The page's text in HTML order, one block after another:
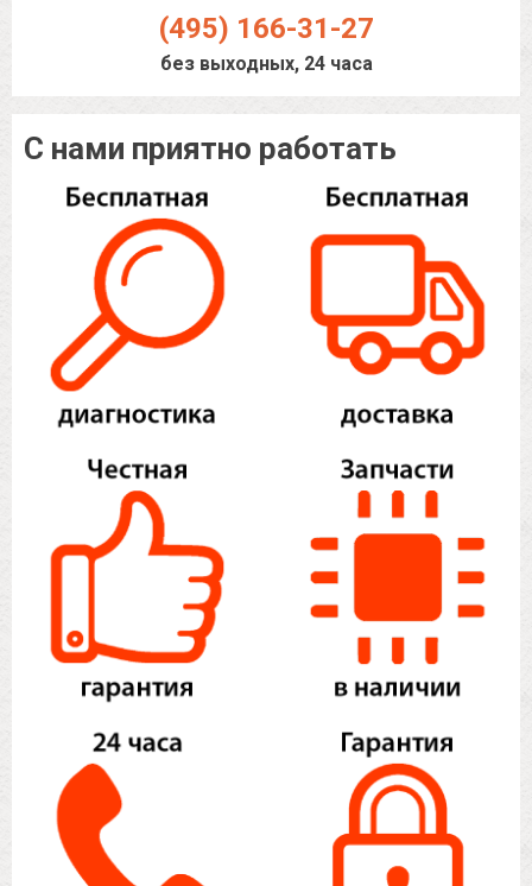
(495) 166-31-27
без выходных, 24 часа
С нами приятно работать